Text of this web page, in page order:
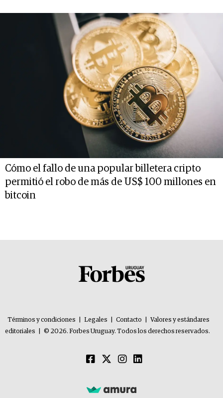
Cómo el fallo de una popular billetera cripto
permitió el robo de más de US$ 100 millones en
bitcoin
Términos y condiciones Legales Contacto
Valores y estándares
editoriales
© 2026. Forbes Uruguay. Todos los derechos reservados.